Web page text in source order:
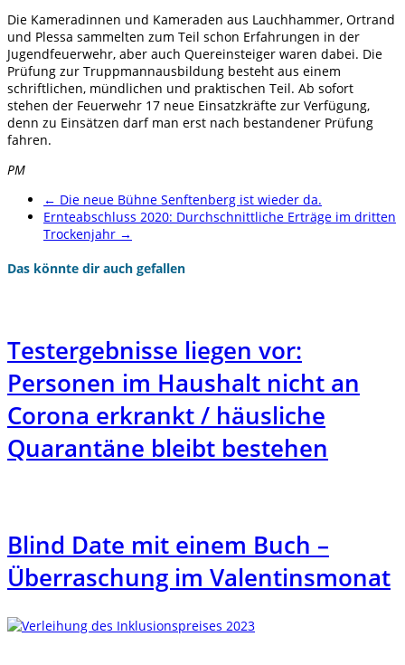
Die Kameradinnen und Kameraden aus Lauchhammer, Ortrand
und Plessa sammelten zum Teil schon Erfahrungen in der
Jugendfeuerwehr, aber auch Quereinsteiger waren dabei. Die
Prüfung zur Truppmannausbildung besteht aus einem
schriftlichen, mündlichen und praktischen Teil. Ab sofort
stehen der Feuerwehr 17 neue Einsatzkräfte zur Verfügung,
denn zu Einsätzen darf man erst nach bestandener Prüfung
fahren.
PM
← Die neue Bühne Senftenberg ist wieder da.
Ernteabschluss 2020: Durchschnittliche Erträge im dritten
Trockenjahr →
Das könnte dir auch gefallen
Testergebnisse liegen vor:
Personen im Haushalt nicht an
Corona erkrankt / häusliche
Quarantäne bleibt bestehen
Blind Date mit einem Buch –
Überraschung im Valentinsmonat